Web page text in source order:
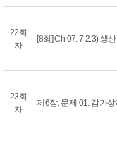
22회
차
[8회] Ch 07. 7.2.3) 생
23회
차
제6장. 문제 01. 감가